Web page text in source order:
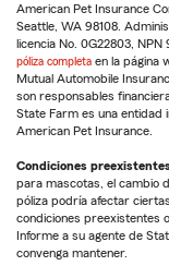
American Pet Insurance
Seattle, WA 98108.
licencia No. 0G22803,
póliza completa en la página
Mutual Automobile
son responsables
State Farm es una entidad
American Pet Insurance.
Condiciones
para mascotas, el cambio
póliza podría afectar
condiciones preexistentes
Informe a su agente de
convenga mantener.